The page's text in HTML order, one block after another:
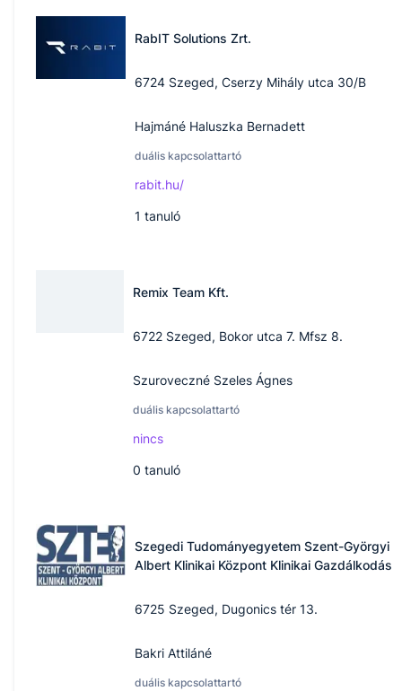
RabIT Solutions Zrt.
6724 Szeged, Cserzy Mihály utca 30/B
Hajmáné Haluszka Bernadett
duális kapcsolattartó
rabit.hu/
1 tanuló
Remix Team Kft.
6722 Szeged, Bokor utca 7. Mfsz 8.
Szuroveczné Szeles Ágnes
duális kapcsolattartó
nincs
0 tanuló
Szegedi Tudományegyetem Szent-Györgyi
Albert Klinikai Központ Klinikai Gazdálkodás
6725 Szeged, Dugonics tér 13.
Bakri Attiláné
duális kapcsolattartó